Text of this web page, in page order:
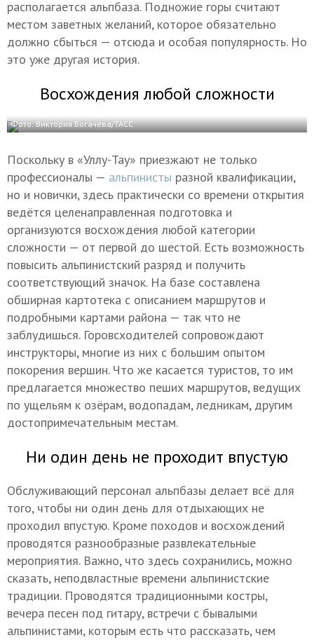
располагается альпбаза. Подножие горы считают
местом заветных желаний, которое обязательно
должно сбыться — отсюда и особая популярность. Но
это уже другая история.
Восхождения любой сложности
Фото: Виктория Богачева/ТАСС
Поскольку в «Уллу-Тау» приезжают не только
профессионалы — альпинисты разной квалификации,
но и новички, здесь практически со времени открытия
ведётся целенаправленная подготовка и
организуются восхождения любой категории
сложности — от первой до шестой. Есть возможность
повысить альпинистский разряд и получить
соответствующий значок. На базе составлена
обширная картотека с описанием маршрутов и
подробными картами района — так что не
заблудишься. Горовсходителей сопровождают
инструкторы, многие из них с большим опытом
покорения вершин. Что же касается туристов, то им
предлагается множество пеших маршрутов, ведущих
по ущельям к озёрам, водопадам, ледникам, другим
достопримечательным местам.
Ни один день не проходит впустую
Обслуживающий персонал альпбазы делает всё для
того, чтобы ни один день для отдыхающих не
проходил впустую. Кроме походов и восхождений
проводятся разнообразные развлекательные
мероприятия. Важно, что здесь сохранились, можно
сказать, неподвластные времени альпинистские
традиции. Проводятся традиционными костры,
вечера песен под гитару, встречи с бывалыми
альпинистами, которым есть что рассказать, чем